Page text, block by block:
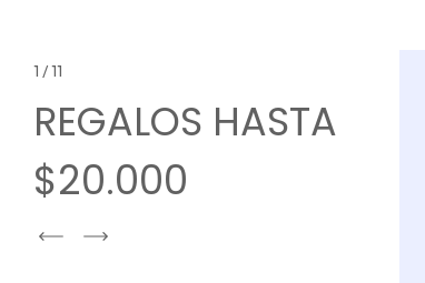
1 /11
REGALOS HASTA
$20.000
-27 OFF